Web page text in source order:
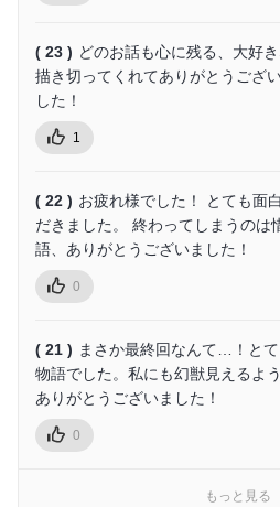
( 23 ) どのお話も心に残る、大好
描き切ってくれてありがとうござ
した！
1
( 22 ) お疲れ様でした！ とても面
だきました。 終わってしまうのは
語、ありがとうございました！
0
( 21 ) まさか最終回なんて…！と
物語でした。私にも幻獣見えるよ
ありがとうございました！
0
もっと見る